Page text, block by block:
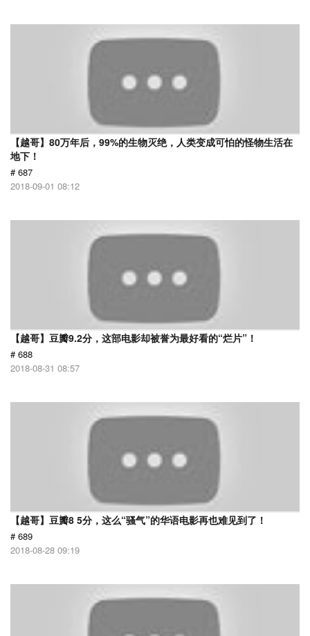
【越哥】80万年后，99%的生物灭绝，人类变成可怕的怪物生活在
地下！
# 687
2018-09-01 08:12
【越哥】豆瓣9.2分，这部电影却被誉为最好看的“烂片”！
# 688
2018-08-31 08:57
【越哥】豆瓣8 5分，这么“骚气”的华语电影再也难见到了！
# 689
2018-08-28 09:19